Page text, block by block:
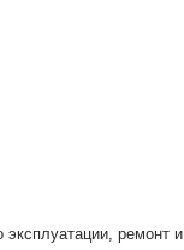
ремонт и